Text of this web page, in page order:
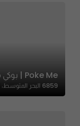
Poke Me | بوكي مي
6859 البحر المتوسط، العقيق، الرياض 13515 3730، السعودية